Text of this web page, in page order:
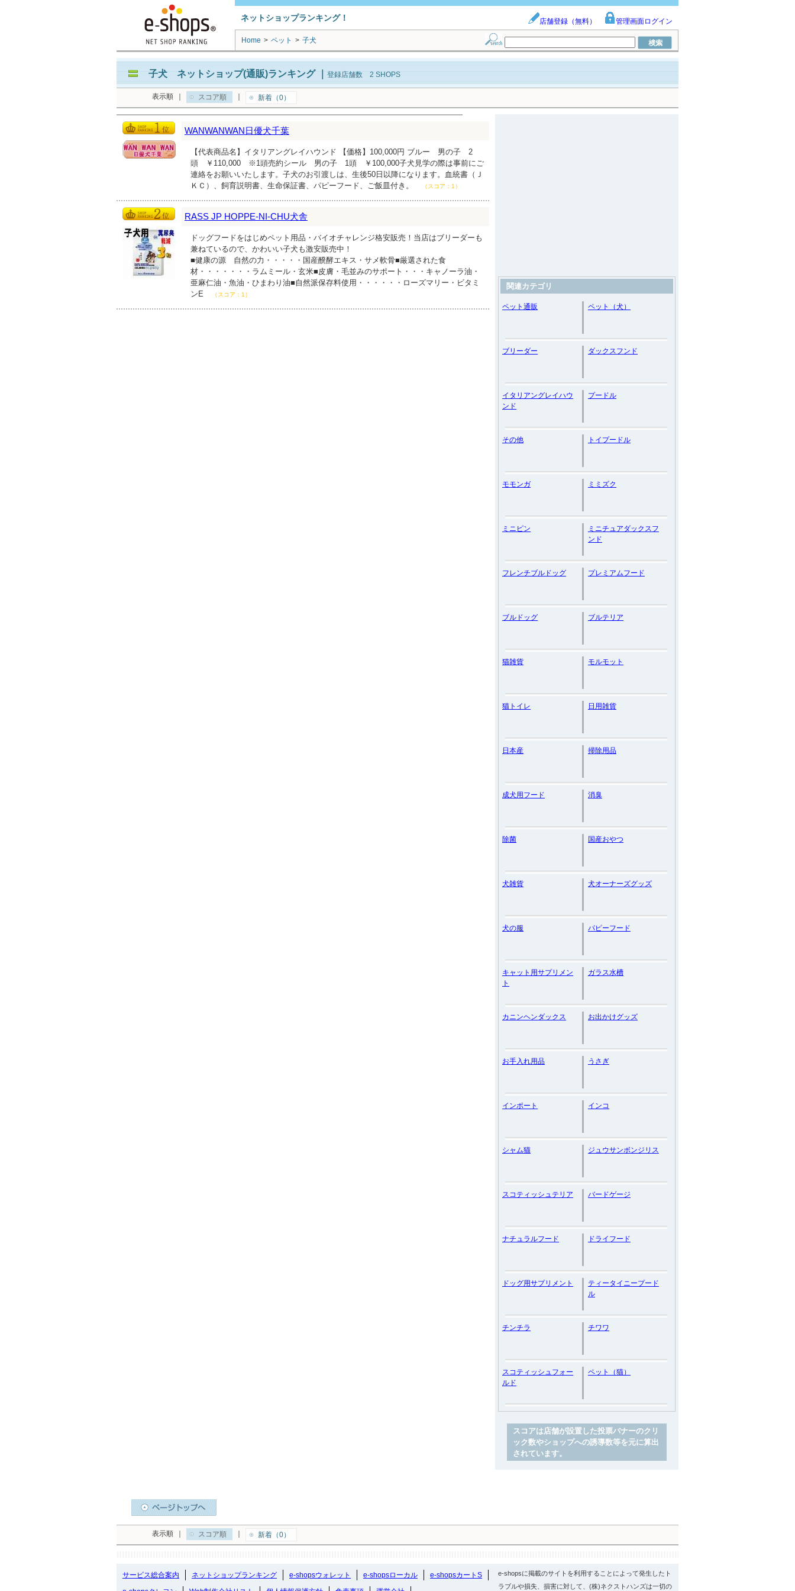
ネットショップランキング！ 店舗登録（無料） 管理画面ログイン
Home > ペット > 子犬
子犬 ネットショップ(通販)ランキング｜ 登録店舗数 2 SHOPS
表示順 スコア順 新着（0）
WANWANWAN日優犬千葉
【代表商品名】イタリアングレイハウンド 【価格】100,000円 ブルー 男の子 2
頭 ￥110,000 ※1頭売約シール 男の子 1頭 ￥100,000子犬見学の際は事前にご
連絡をお願いいたします。子犬のお引渡しは、生後50日以降になります。血統書（Ｊ
ＫＣ）、飼育説明書、生命保証書、パピーフード、ご飯皿付き。
（スコア：1）
RASS JP HOPPE-NI-CHU犬舎
ドッグフードをはじめペット用品・バイオチャレンジ格安販売！当店はブリーダーも
兼ねているので、かわいい子犬も激安販売中！
■健康の源 自然の力・・・・・国産醗酵エキス・サメ軟骨■厳選された食
材・・・・・・・ラムミール・玄米■皮膚・毛並みのサポート・・・キャノーラ油・
亜麻仁油・魚油・ひまわり油■自然派保存料使用・・・・・・ローズマリー・ビタミ
ンE
（スコア：1）
関連カテゴリ
ペット通販 ペット（犬）
ブリーダー ダックスフンド
イタリアングレイハウ
ンド
プードル
その他 トイプードル
モモンガ ミミズク
ミニピン
ミニチュアダックスフ
ンド
フレンチブルドッグ プレミアムフード
ブルドッグ ブルテリア
猫雑貨 モルモット
猫トイレ 日用雑貨
日本産 掃除用品
成犬用フード 消臭
除菌 国産おやつ
犬雑貨 犬オーナーズグッズ
犬の服 パピーフード
キャット用サプリメン
ト
ガラス水槽
カニンヘンダックス お出かけグッズ
お手入れ用品 うさぎ
インポート インコ
シャム猫 ジュウサンボンジリス
スコティッシュテリア バードゲージ
ナチュラルフード ドライフード
ドッグ用サプリメント
ティータイニープード
ル
チンチラ チワワ
スコティッシュフォー
ルド
ペット（猫）
スコアは店舗が設置した投票バナーのクリ
ック数やショップへの誘導数等を元に算出
されています。
表示順 スコア順 新着（0）
サービス総合案内 ネットショップランキング e-shopsウォレット e-shopsローカル
e-shopsカートS
e-shopsに掲載のサイトを利用することによって発生したト
ラブルや損失、損害に対して、(株)ネクストハンズは一切の